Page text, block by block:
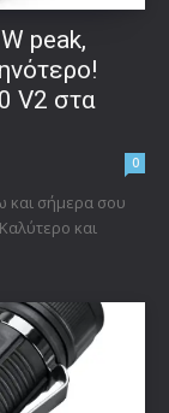
peak,
V2 στα
0
και σήμερα σου
και